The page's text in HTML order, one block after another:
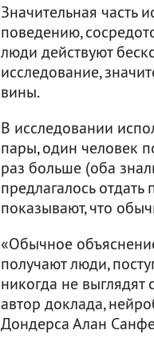
Значительная часть
поведению,
люди действуют
исследование,
вины.
В исследовании
пары, один человек
раз больше (оба
предлагалось
показывают, что
«Обычное
получают люди,
никогда не выглядят
автор доклада,
Дондерса Алан